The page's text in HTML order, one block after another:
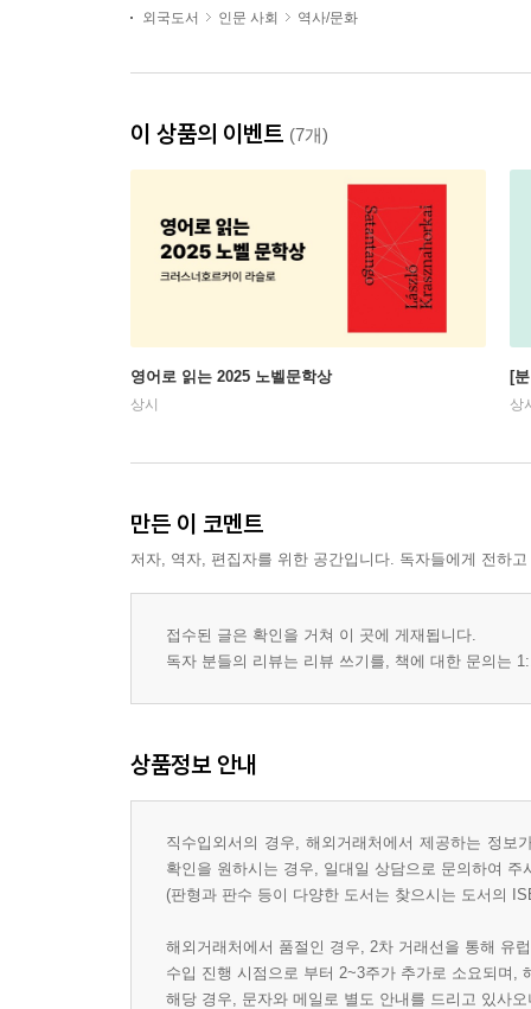
외국도서 인문 사회 역사/문화
이 상품의 이벤트 (7개)
영어로 읽는 2025 노벨문학상
상시
[
상
만든 이 코멘트
저자, 역자, 편집자를 위한 공간입니다. 독자들에게 전하
접수된 글은 확인을 거쳐 이 곳에 게재됩니다.
독자 분들의 리뷰는 리뷰 쓰기를, 책에 대한 문의는
상품정보 안내
직수입외서의 경우, 해외거래처에서 제공하는 정
확인을 원하시는 경우, 일대일 상담으로 문의하여 주
(판형과 판수 등이 다양한 도서는 찾으시는 도서의
해외거래처에서 품절인 경우, 2차 거래선을 통해 유
수입 진행 시점으로 부터 2~3주가 추가로 소요되며,
해당 경우, 문자와 메일로 별도 안내를 드리고 있사